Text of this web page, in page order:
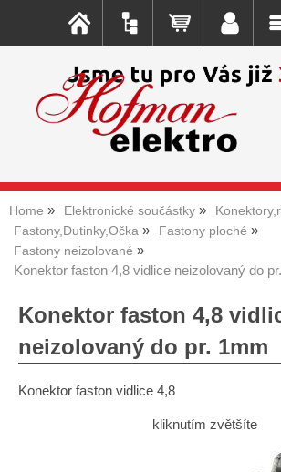
Home Elektronické součástky
Fastony,Dutinky,Očka
Fastony ploché
Fastony neizolované
Konektor faston 4,8 vidlice neizolovaný do
Konektor faston 4,8
neizolovaný do pr. 1mm
Konektor faston vidlice 4,8
kliknutím zvětšíte